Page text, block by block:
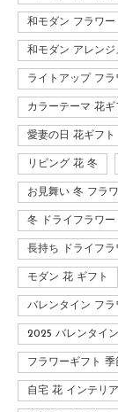
和モダン フラワー
和モダン アレンジ
ライトアップ フラ
カラーテーマ 花ギ
愛妻の日 花ギフト
リビング 花 冬
お見舞い 冬 フラ
冬 ドライフラワー
長持ち ドライフラ
モダン 花 ギフト
バレンタイン フラ
2025 バレンタイン
フラワーギフト 季
自宅 花 インテリア